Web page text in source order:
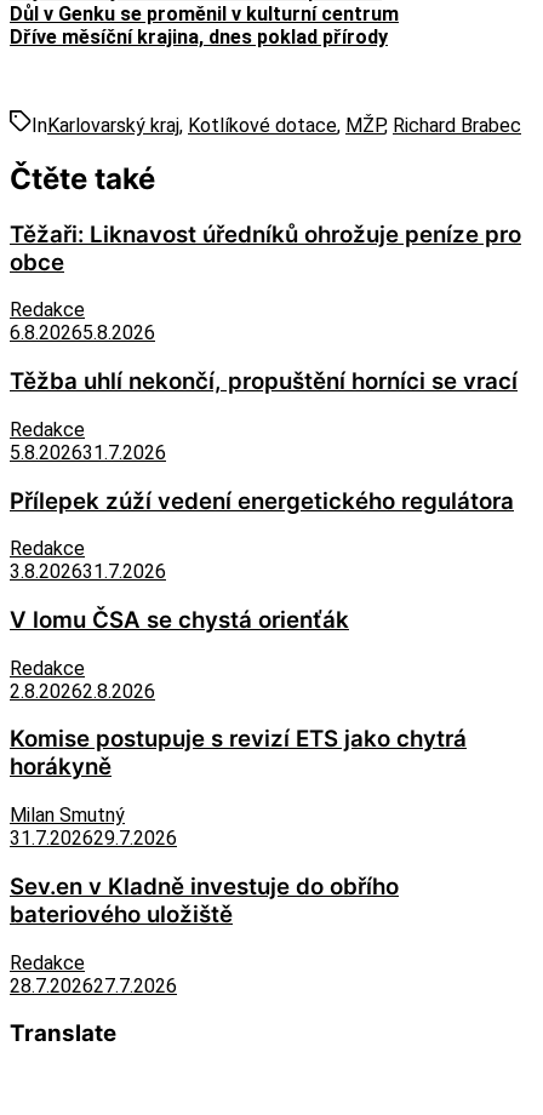
Důl v Genku se proměnil v kulturní centrum
Dříve měsíční krajina, dnes poklad přírody
InKarlovarský kraj, Kotlíkové dotace, MŽP, Richard Brabec
Čtěte také
Těžaři: Liknavost úředníků ohrožuje peníze pro
obce
Redakce
6.8.20265.8.2026
Těžba uhlí nekončí, propuštění horníci se vrací
Redakce
5.8.202631.7.2026
Přílepek zúží vedení energetického regulátora
Redakce
3.8.202631.7.2026
V lomu ČSA se chystá orienťák
Redakce
2.8.20262.8.2026
Komise postupuje s revizí ETS jako chytrá
horákyně
Milan Smutný
31.7.202629.7.2026
Sev.en v Kladně investuje do obřího
bateriového uložiště
Redakce
28.7.202627.7.2026
Translate